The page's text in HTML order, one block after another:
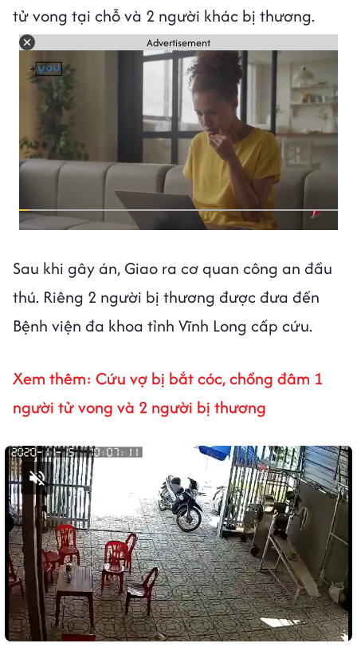
tử vong tại chỗ và 2 người khác bị thương.
Advertisement
Sau khi gây án, Giao ra cơ quan công an đầu
thú. Riêng 2 người bị thương được đưa đến
Bệnh viện đa khoa tỉnh Vĩnh Long cấp cứu.
Xem thêm: Cứu vợ bị bắt cóc, chồng đâm 1
người tử vong và 2 người bị thương
Bật tiếng